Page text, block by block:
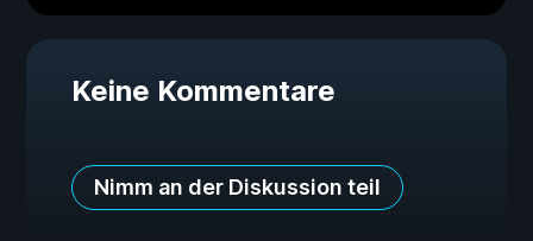
Keine Kommentare
Nimm an der Diskussion teil